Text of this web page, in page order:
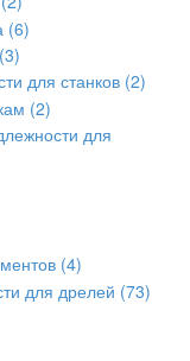
(6)
(3)
для станков (2)
(2)
для
(4)
для дрелей (73)